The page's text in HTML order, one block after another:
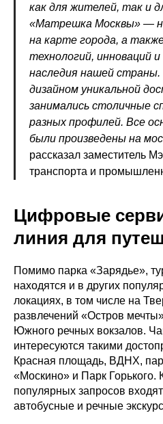
как для жителей, так и
«Матрешка Москвы» —
на карте города, а
технологий, инноваций
наследия нашей
дизайном уникальной
занимались столичные
разных профилей. Все
были произведены на
рассказал заместитель
транспорта и
Цифровые
линия для
Помимо парка «Зарядье»,
находятся и в других
локациях, в том числе на
развлечений «Остров
Южного речных вокзалов.
интересуются такими
Красная площадь, ВДНХ,
«Москино» и Парк Горького.
популярных запросов
автобусные и речные